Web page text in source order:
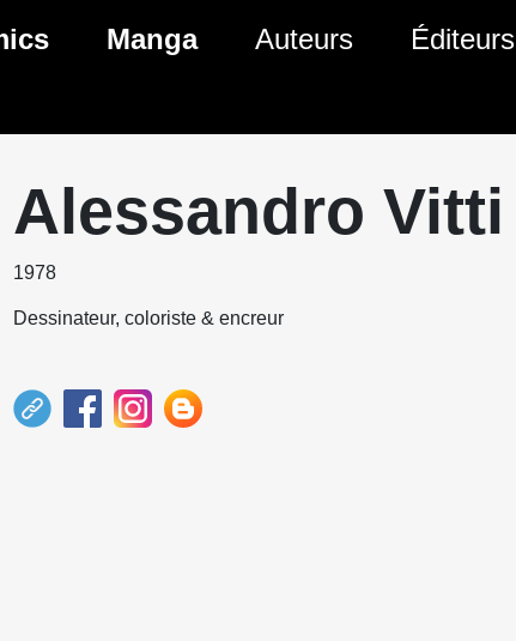
BD
Comics
Manga
Genres Manga
Auteurs Éditeurs
Alessandro Vitti
1978
Dessinateur, coloriste & encreur